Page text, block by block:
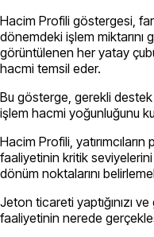
Hacim Profili göstergesi,
dönemdeki işlem miktarını
görüntülenen her yatay
hacmi temsil eder.
Bu gösterge, gerekli
işlem hacmi yoğunluğunu
Hacim Profili,
faaliyetinin kritik
dönüm noktalarını
Jeton ticareti yaptığınızı
faaliyetinin nerede